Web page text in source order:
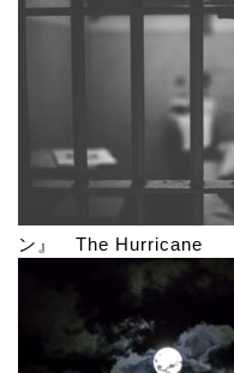
ン』 The Hurricane